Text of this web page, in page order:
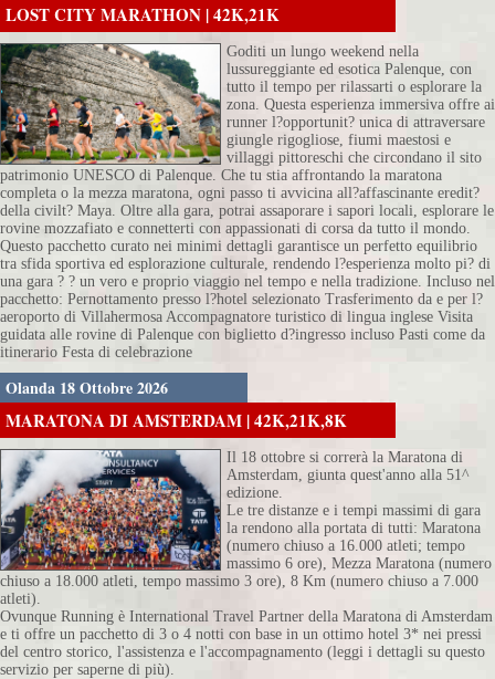
LOST CITY MARATHON | 42K,21K
Goditi un lungo weekend nella
lussureggiante ed esotica Palenque, con
tutto il tempo per rilassarti o esplorare la
zona. Questa esperienza immersiva offre ai
runner l?opportunit? unica di attraversare
giungle rigogliose, fiumi maestosi e
villaggi pittoreschi che circondano il sito
patrimonio UNESCO di Palenque. Che tu stia affrontando la maratona
completa o la mezza maratona, ogni passo ti avvicina all?affascinante eredit?
della civilt? Maya. Oltre alla gara, potrai assaporare i sapori locali, esplorare le
rovine mozzafiato e connetterti con appassionati di corsa da tutto il mondo.
Questo pacchetto curato nei minimi dettagli garantisce un perfetto equilibrio
tra sfida sportiva ed esplorazione culturale, rendendo l?esperienza molto pi? di
una gara ? ? un vero e proprio viaggio nel tempo e nella tradizione. Incluso nel
pacchetto: Pernottamento presso l?hotel selezionato Trasferimento da e per l?
aeroporto di Villahermosa Accompagnatore turistico di lingua inglese Visita
guidata alle rovine di Palenque con biglietto d?ingresso incluso Pasti come da
itinerario Festa di celebrazione
Olanda 18 Ottobre 2026
MARATONA DI AMSTERDAM | 42K,21K,8K
Il 18 ottobre si correrà la Maratona di
Amsterdam, giunta quest'anno alla 51^
edizione.
Le tre distanze e i tempi massimi di gara
la rendono alla portata di tutti: Maratona
(numero chiuso a 16.000 atleti; tempo
massimo 6 ore), Mezza Maratona (numero
chiuso a 18.000 atleti, tempo massimo 3 ore), 8 Km (numero chiuso a 7.000
atleti).
Ovunque Running è International Travel Partner della Maratona di Amsterdam
e ti offre un pacchetto di 3 o 4 notti con base in un ottimo hotel 3* nei pressi
del centro storico, l'assistenza e l'accompagnamento (leggi i dettagli su questo
servizio per saperne di più).